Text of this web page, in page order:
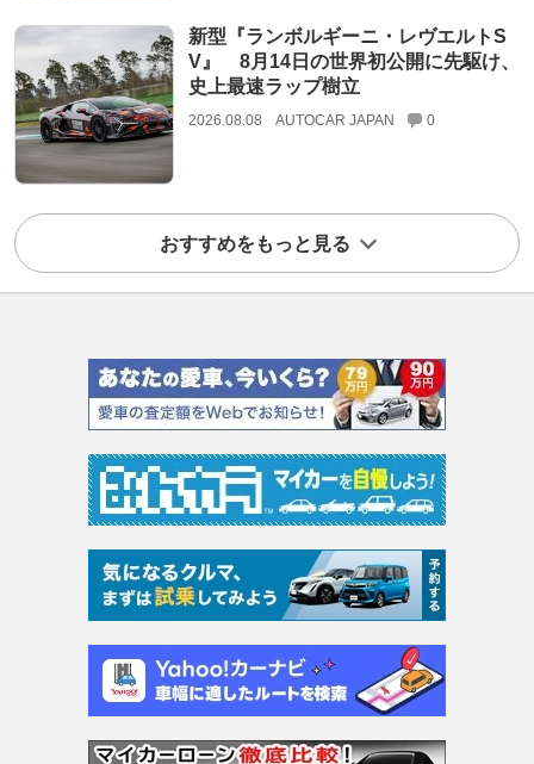
新型『ランボルギーニ・レヴエルトS
V』 8月14日の世界初公開に先駆け、
史上最速ラップ樹立
2026.08.08 AUTOCAR JAPAN 0
おすすめをもっと見る